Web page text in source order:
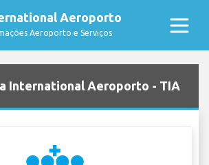
Aeroporto
Aeroporto e Serviços
International Aeroporto - TIA